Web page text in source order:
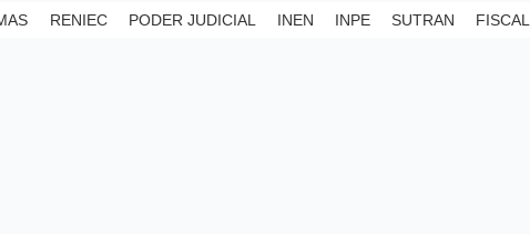
RENIEC PODER JUDICIAL INEN INPE SUTRAN